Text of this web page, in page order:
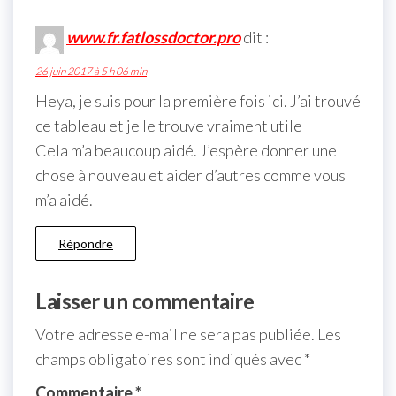
www.fr.fatlossdoctor.prodit :
26 juin 2017 à 5 h 06 min
Heya, je suis pour la première fois ici. J’ai trouvé
ce tableau et je le trouve vraiment utile
Cela m’a beaucoup aidé. J’espère donner une
chose à nouveau et aider d’autres comme vous
m’a aidé.
Répondre
Laisser un commentaire
Votre adresse e-mail ne sera pas publiée. Les
champs obligatoires sont indiqués avec*